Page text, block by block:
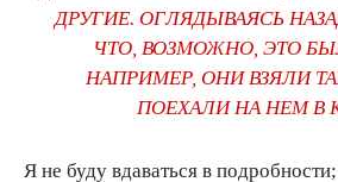
ДРУГИЕ. ОГЛЯДЫВАЯСЬ
ЧТО, ВОЗМОЖНО, ЭТО
НАПРИМЕР, ОНИ ВЗЯЛИ
ПОЕХАЛИ НА НЕМ В
Я не буду вдаваться в